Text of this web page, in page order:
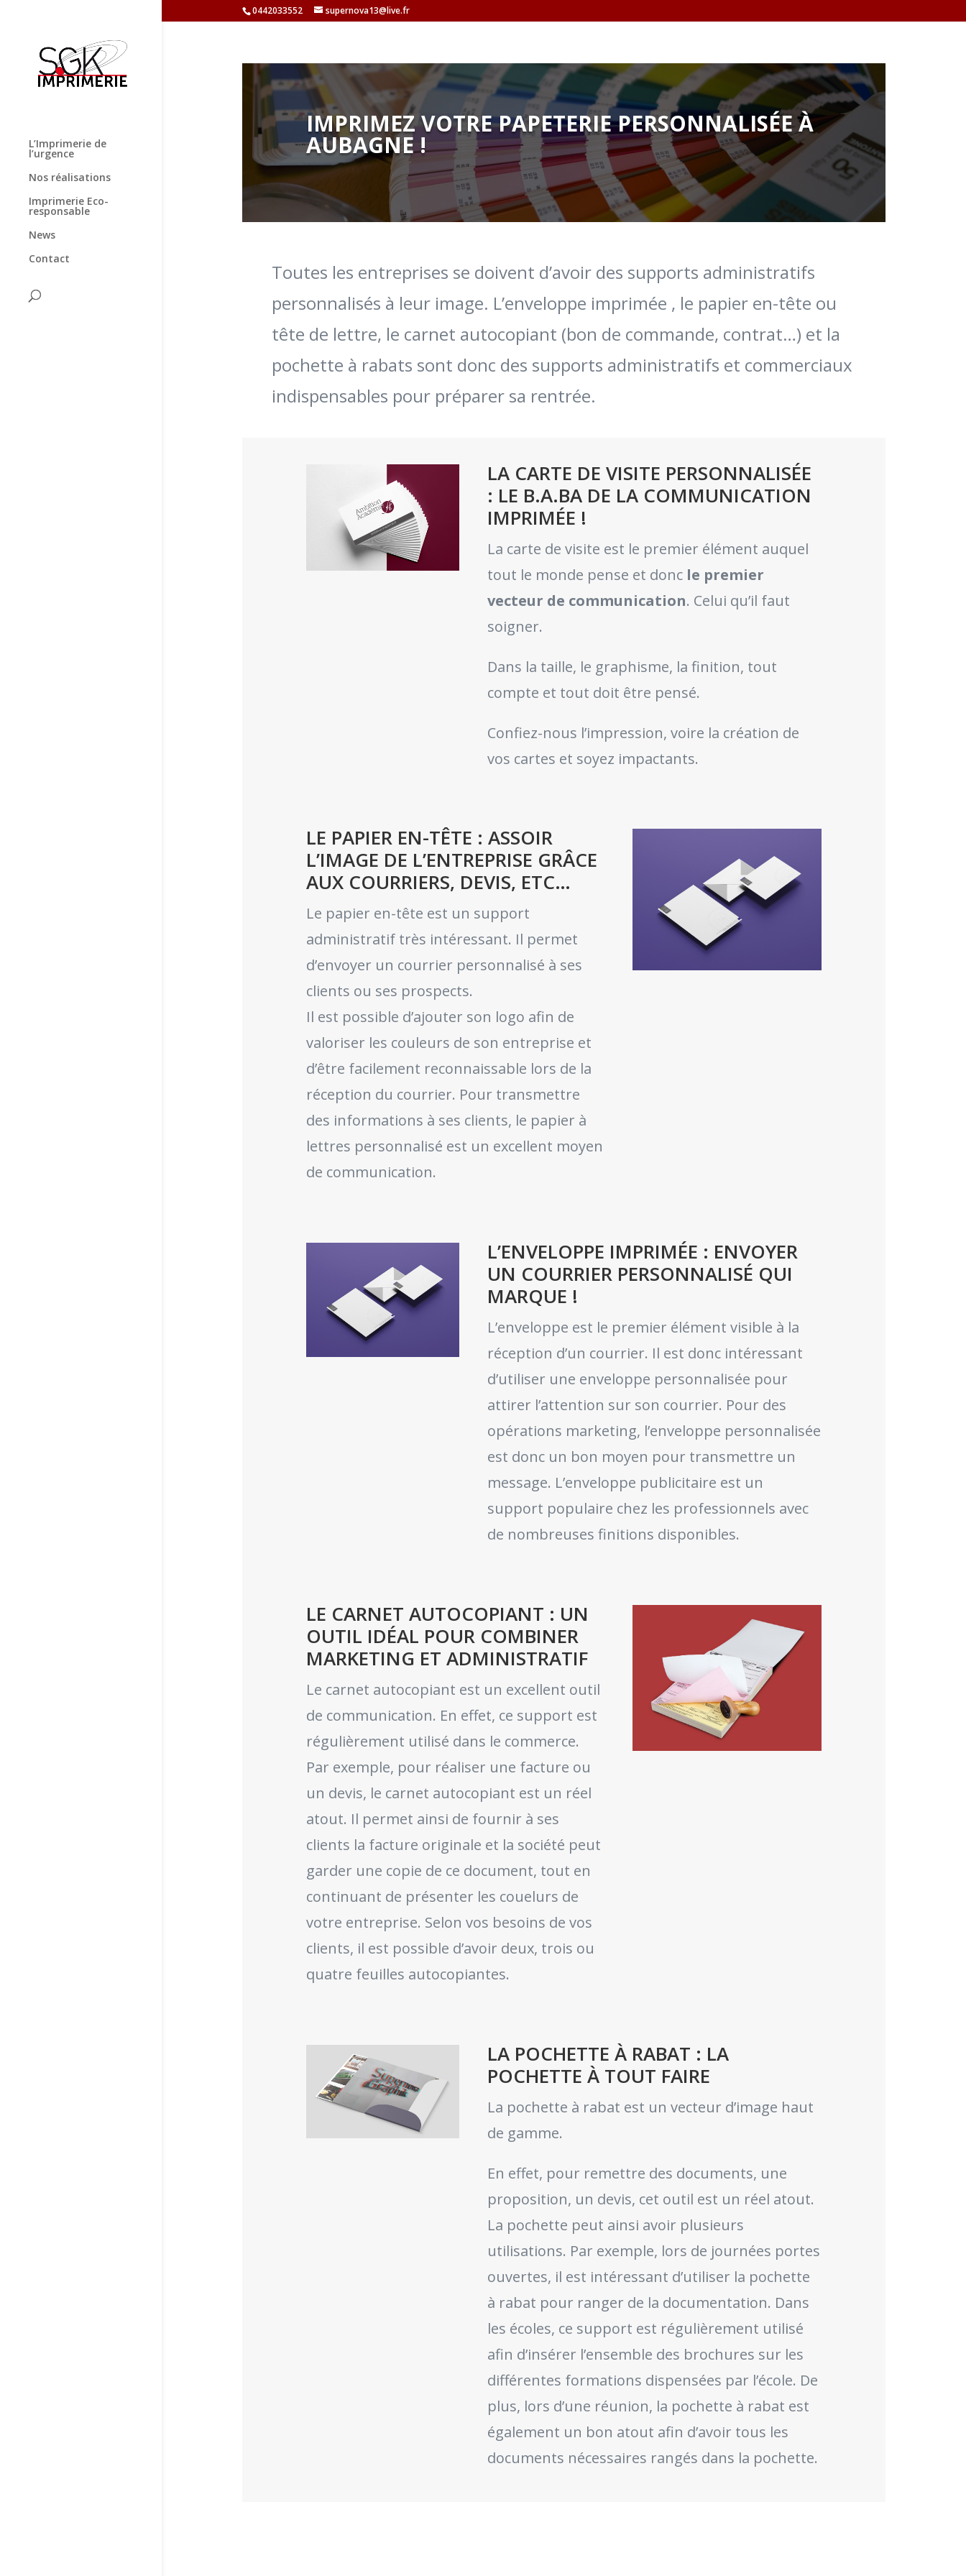
0442033552 supernova13@live.fr
L’Imprimerie de
l’urgence
Nos réalisations
Imprimerie Eco-
responsable
News
Contact
IMPRIMEZ VOTRE PAPETERIE PERSONNALISÉE À
AUBAGNE !
Toutes les entreprises se doivent d’avoir des supports administratifs
personnalisés à leur image. L’enveloppe imprimée , le papier en-tête ou
tête de lettre, le carnet autocopiant (bon de commande, contrat…) et la
pochette à rabats sont donc des supports administratifs et commerciaux
indispensables pour préparer sa rentrée.
LA CARTE DE VISITE PERSONNALISÉE
: LE B.A.BA DE LA COMMUNICATION
IMPRIMÉE !
La carte de visite est le premier élément auquel
tout le monde pense et donc le premier
vecteur de communication. Celui qu’il faut
soigner.
Dans la taille, le graphisme, la finition, tout
compte et tout doit être pensé.
Confiez-nous l’impression, voire la création de
vos cartes et soyez impactants.
LE PAPIER EN-TÊTE : ASSOIR
L’IMAGE DE L’ENTREPRISE GRÂCE
AUX COURRIERS, DEVIS, ETC…
Le papier en-tête est un support
administratif très intéressant. Il permet
d’envoyer un courrier personnalisé à ses
clients ou ses prospects.
Il est possible d’ajouter son logo afin de
valoriser les couleurs de son entreprise et
d’être facilement reconnaissable lors de la
réception du courrier. Pour transmettre
des informations à ses clients, le papier à
lettres personnalisé est un excellent moyen
de communication.
L’ENVELOPPE IMPRIMÉE : ENVOYER
UN COURRIER PERSONNALISÉ QUI
MARQUE !
L’enveloppe est le premier élément visible à la
réception d’un courrier. Il est donc intéressant
d’utiliser une enveloppe personnalisée pour
attirer l’attention sur son courrier. Pour des
opérations marketing, l’enveloppe personnalisée
est donc un bon moyen pour transmettre un
message. L’enveloppe publicitaire est un
support populaire chez les professionnels avec
de nombreuses finitions disponibles.
LE CARNET AUTOCOPIANT : UN
OUTIL IDÉAL POUR COMBINER
MARKETING ET ADMINISTRATIF
Le carnet autocopiant est un excellent outil
de communication. En effet, ce support est
régulièrement utilisé dans le commerce.
Par exemple, pour réaliser une facture ou
un devis, le carnet autocopiant est un réel
atout. Il permet ainsi de fournir à ses
clients la facture originale et la société peut
garder une copie de ce document, tout en
continuant de présenter les couelurs de
votre entreprise. Selon vos besoins de vos
clients, il est possible d’avoir deux, trois ou
quatre feuilles autocopiantes.
LA POCHETTE À RABAT : LA
POCHETTE À TOUT FAIRE
La pochette à rabat est un vecteur d’image haut
de gamme.
En effet, pour remettre des documents, une
proposition, un devis, cet outil est un réel atout.
La pochette peut ainsi avoir plusieurs
utilisations. Par exemple, lors de journées portes
ouvertes, il est intéressant d’utiliser la pochette
à rabat pour ranger de la documentation. Dans
les écoles, ce support est régulièrement utilisé
afin d’insérer l’ensemble des brochures sur les
différentes formations dispensées par l’école. De
plus, lors d’une réunion, la pochette à rabat est
également un bon atout afin d’avoir tous les
documents nécessaires rangés dans la pochette.